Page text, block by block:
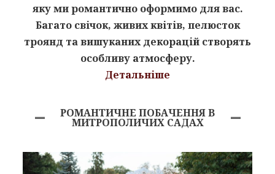
яку ми романтично оформимо для вас.
Багато свічок, живих квітів, пелюсток
троянд та вишуканих декорацій створять
особливу атмосферу.
Детальніше
РОМАНТИЧНЕ ПОБАЧЕННЯ В
МИТРОПОЛИЧИХ САДАХ